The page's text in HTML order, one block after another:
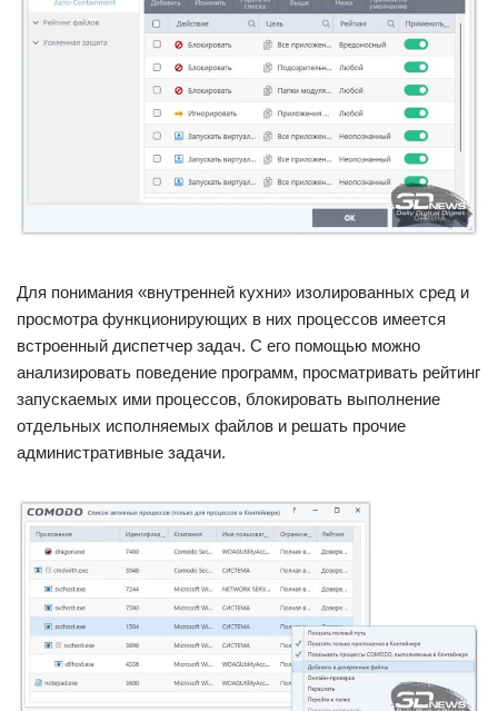
Для понимания «внутренней кухни» изолированных сред и
просмотра функционирующих в них процессов имеется
встроенный диспетчер задач. С его помощью можно
анализировать поведение программ, просматривать рейтинг
запускаемых ими процессов, блокировать выполнение
отдельных исполняемых файлов и решать прочие
административные задачи.